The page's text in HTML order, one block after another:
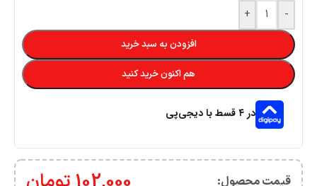
-
+
افزودن به سبد خرید
هم اکنون خرید کنید
در ۴ قسط با دیجی‌پی
قیمت محصول:​